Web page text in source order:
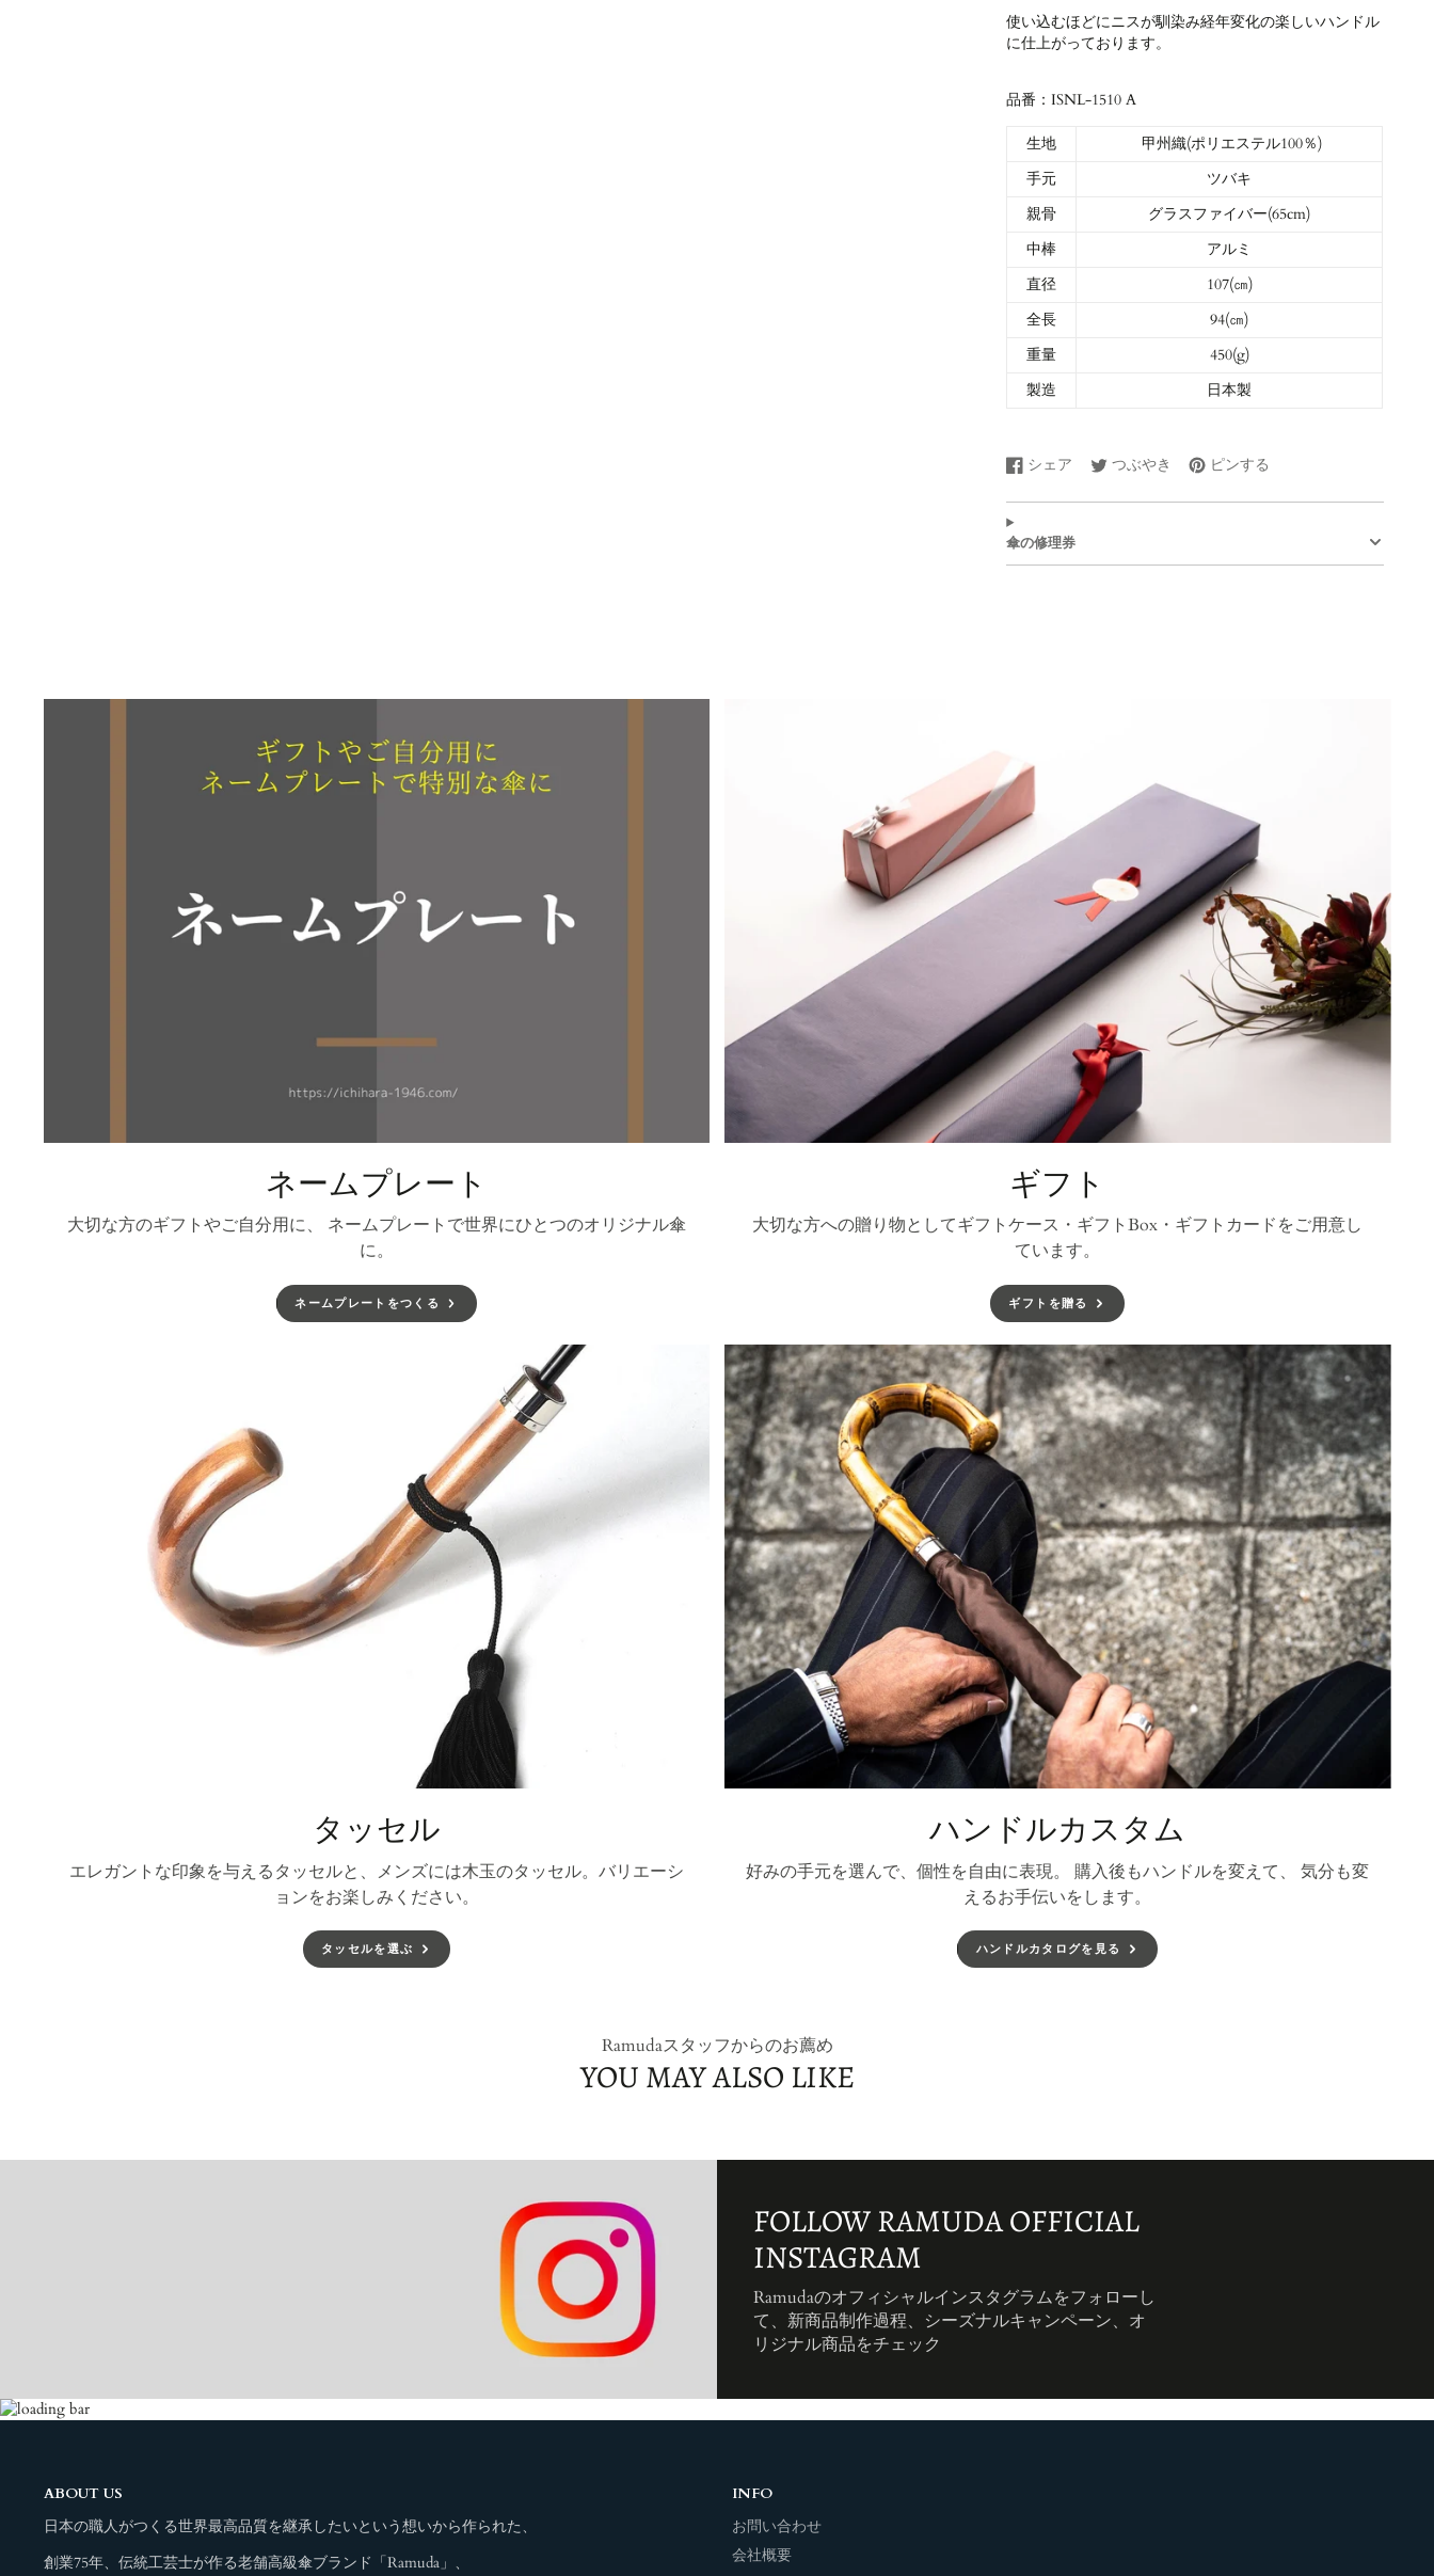
使い込むほどにニスが馴染み経年変化の楽しいハンドル
に仕上がっております。
品番：ISNL-1510 A
生地
甲州織(ポリエステル100％)
手元
ツバキ
親骨
グラスファイバー(65cm)
中棒
アルミ
直径
107(㎝)
全長
94(㎝)
重量
450(g)
製造
日本製
シェア
Facebook
シ
ェ
ア
新
い
ウ
ィ
つぶやき
Twitter
ー
新
ィ
ピンする
Pinterest
す
新
ィ
傘の修理券
ネームプレート
大切な方のギフトやご自分用に、 ネームプレートで世界にひとつのオリジナル傘
に。
ネームプレートをつくる
ギフト
大切な方への贈り物としてギフトケース・ギフトBox・ギフトカードをご用意し
ています。
ギフトを贈る
タッセル
エレガントな印象を与えるタッセルと、メンズには木玉のタッセル。バリエーシ
ョンをお楽しみください。
タッセルを選ぶ
ハンドルカスタム
好みの手元を選んで、個性を自由に表現。 購入後もハンドルを変えて、 気分も変
えるお手伝いをします。
ハンドルカタログを見る
Ramudaスタッフからのお薦め
YOU MAY ALSO LIKE
FOLLOW RAMUDA OFFICIAL
INSTAGRAM
Ramudaのオフィシャルインスタグラムをフォローし
て、新商品制作過程、シーズナルキャンペーン、オ
リジナル商品をチェック
ABOUT US
日本の職人がつくる世界最高品質を継承したいという想いから作られた、
創業75年、伝統工芸士が作る老舗高級傘ブランド「Ramuda」、
INFO
お問い合わせ
会社概要